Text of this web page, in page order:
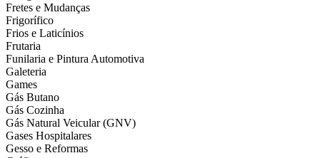
Fretes e Mudanças
Frigorífico
Frios e Laticínios
Frutaria
Funilaria e Pintura Automotiva
Galeteria
Games
Gás Butano
Gás Cozinha
Gás Natural Veicular (GNV)
Gases Hospitalares
Gesso e Reformas